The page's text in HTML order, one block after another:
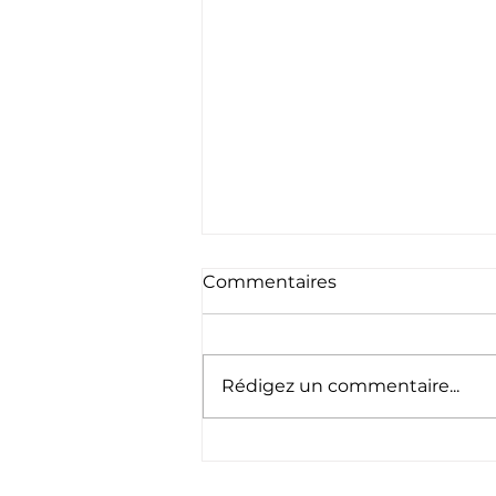
Commentaires
Rédigez un commentaire...